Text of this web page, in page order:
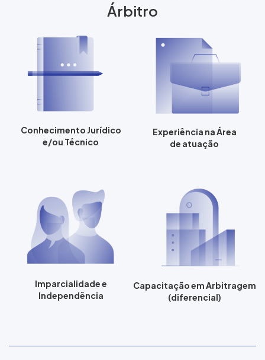
Árbitro
Conhecimento Jurídico
e/ou Técnico
Experiência na Área
de atuação
Imparcialidade e
Independência
Capacitação em Arbitragem
(diferencial)